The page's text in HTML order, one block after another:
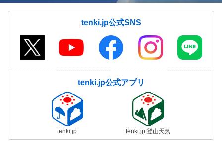
tenki.jp公式SNS
tenki.jp公式アプリ
tenki.jp tenki.jp 登山天気